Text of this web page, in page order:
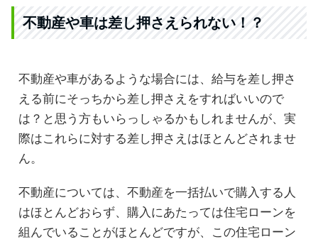
不動産や車は差し押さえられない！？
不動産や車があるような場合には、給与を差し押さ
える前にそっちから差し押さえをすればいいので
は？と思う方もいらっしゃるかもしれませんが、実
際はこれらに対する差し押さえはほとんどされませ
ん。
不動産については、不動産を一括払いで購入する人
はほとんどおらず、購入にあたっては住宅ローンを
組んでいることがほとんどですが、この住宅ローン